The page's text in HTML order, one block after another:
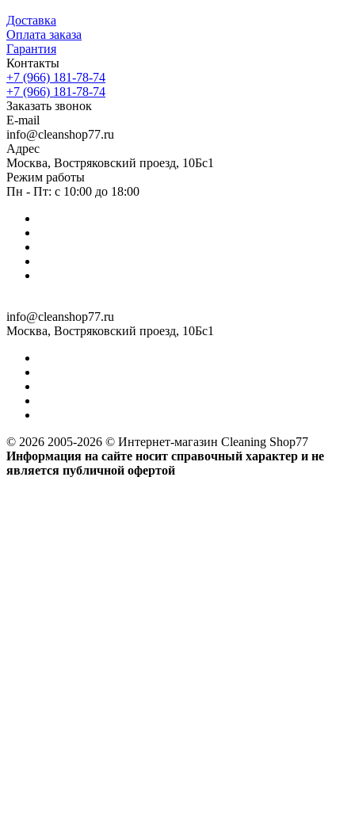
Доставка
Оплата заказа
Гарантия
Контакты
+7 (966) 181-78-74
+7 (966) 181-78-74
Заказать звонок
E-mail
info@cleanshop77.ru
Адрес
Москва, Востряковский проезд, 10Бс1
Режим работы
Пн - Пт: с 10:00 до 18:00
info@cleanshop77.ru
Москва, Востряковский проезд, 10Бс1
© 2026 2005-2026 © Интернет-магазин Cleaning Shop77
Информация на сайте носит справочный характер и не
является публичной офертой